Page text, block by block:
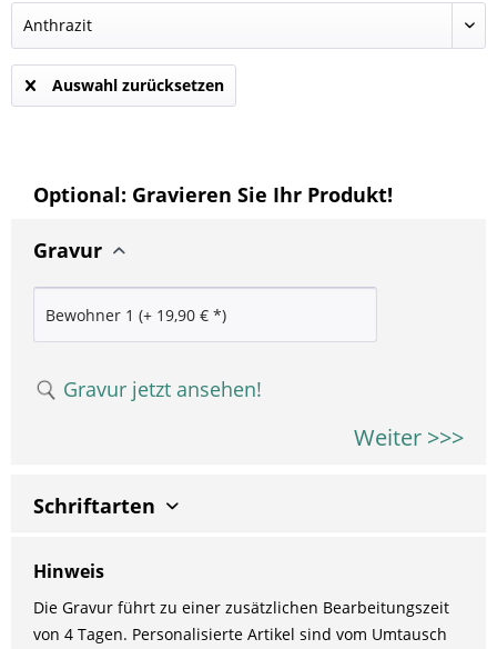
Auswahl zurücksetzen
Optional: Gravieren Sie Ihr Produkt!
Gravur
Gravur jetzt ansehen!
Weiter >>>
Schriftarten
Hinweis
Die Gravur führt zu einer zusätzlichen Bearbeitungszeit
von 4 Tagen. Personalisierte Artikel sind vom Umtausch